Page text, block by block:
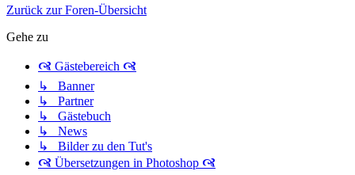
Zurück zur Foren-Übersicht
Gehe zu
🙧 Gästebereich 🙧
↳ Banner
↳ Partner
↳ Gästebuch
↳ News
↳ Bilder zu den Tut's
🙧 Übersetzungen in Photoshop 🙧